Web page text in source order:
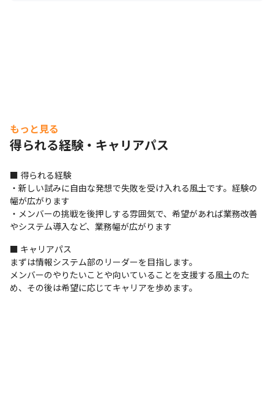
もっと見る
得られる経験・キャリアパス
■ 得られる経験
・新しい試みに自由な発想で失敗を受け入れる風土です。経験の
幅が広がります
・メンバーの挑戦を後押しする雰囲気で、希望があれば業務改善
やシステム導入など、業務幅が広がります
■ キャリアパス
まずは情報システム部のリーダーを目指します。
メンバーのやりたいことや向いていることを支援する風土のた
め、その後は希望に応じてキャリアを歩めます。